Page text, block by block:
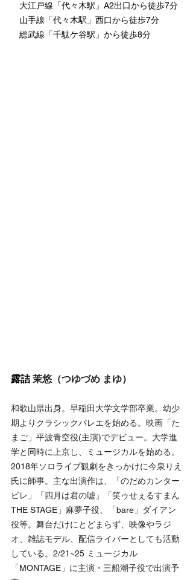
大江戸線「代々木駅」A2出口から徒歩7分
山手線「代々木駅」西口から徒歩7分
総武線「千駄ケ谷駅」から徒歩8分
露詰 茉悠（つゆづめ まゆ）
和歌山県出身。早稲田大学文学部卒業。幼少
期よりクラシックバレエを始める。映画「た
まご」平波青空役(主演)でデビュー。大学進
学と同時に上京し、ミュージカルを始める。
2018年ソロライブ観劇をきっかけに今泉りえ
氏に師事。主な出演作は、「のだめカンター
ビレ」「四月は君の嘘」「笑ゥせぇるすまん
THE STAGE」麻夢子役、「bare」ダイアン
役等。舞台だけにとどまらず、映像やラジ
オ、雑誌モデル、配信ライバーとしても活動
している。2/21~25 ミュージカル
「MONTAGE」に主演・三船潮子役で出演予